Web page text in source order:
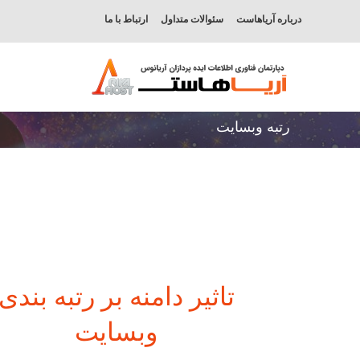
درباره آریاهاست سئوالات متداول ارتباط با ما
رتبه وبسایت
تاثیر دامنه بر رتبه بندی
وبسایت